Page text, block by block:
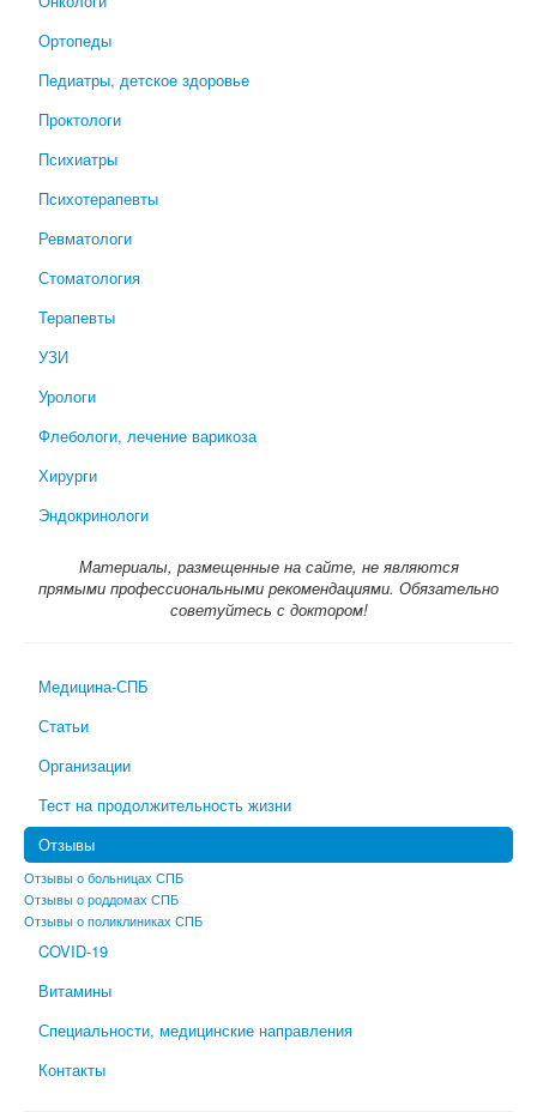
Ортопеды
Педиатры, детское здоровье
Проктологи
Психиатры
Психотерапевты
Ревматологи
Стоматология
Терапевты
УЗИ
Урологи
Флебологи, лечение варикоза
Хирурги
Эндокринологи
Материалы, размещенные на сайте, не являются
прямыми профессиональными рекомендациями. Обязательно
советуйтесь с доктором!
Медицина-СПБ
Статьи
Организации
Тест на продолжительность жизни
Отзывы
Отзывы о больницах СПБ
Отзывы о роддомах СПБ
Отзывы о поликлиниках СПБ
COVID-19
Витамины
Специальности, медицинские направления
Контакты